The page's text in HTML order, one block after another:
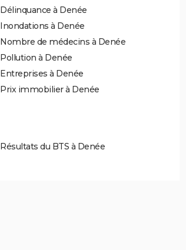
Délinquance à Denée
Inondations à Denée
Nombre de médecins à Denée
Pollution à Denée
Entreprises à Denée
Prix immobilier à Denée
Résultats du BTS à Denée